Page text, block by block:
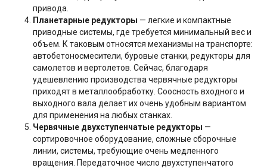
привода.
Планетарные редукторы — легкие и компактные
приводные системы, где требуется минимальный вес и
объем. К таковым относятся механизмы на транспорте:
автобетоносмесители, буровые станки, редукторы для
самолетов и вертолетов. Сейчас, благодаря
удешевлению производства червячные редукторы
приходят в металлообработку. Соосность входного и
выходного вала делает их очень удобным вариантом
для применения на любых станках.
Червячные двухступенчатые редукторы —
сортировочное оборудование, сложные сборочные
линии, системы, требующие очень медленного
вращения. Передаточное число двухступенчатого